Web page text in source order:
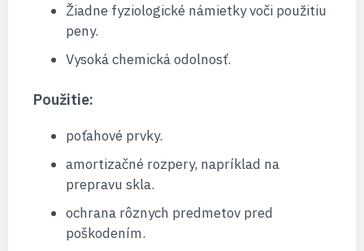
Žiadne fyziologické námietky voči použitiu
peny.
Vysoká chemická odolnosť.
Použitie:
poťahové prvky.
amortizačné rozpery, napríklad na
prepravu skla.
ochrana rôznych predmetov pred
poškodením.